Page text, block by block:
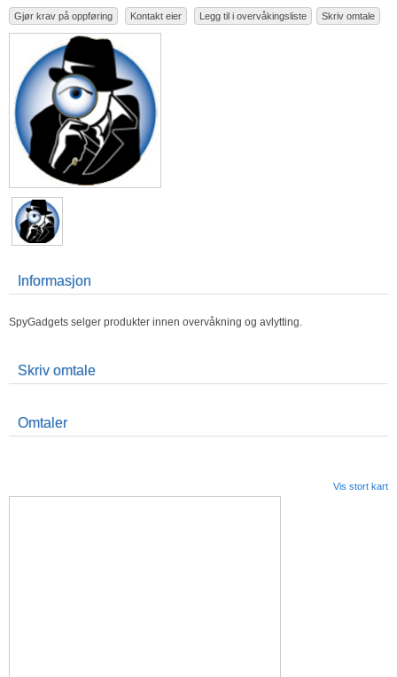
Gjør krav på oppføring Kontakt eier Legg til i overvåkingsliste Skriv omtale
Informasjon
SpyGadgets selger produkter innen overvåkning og avlytting.
Skriv omtale
Omtaler
Vis stort kart